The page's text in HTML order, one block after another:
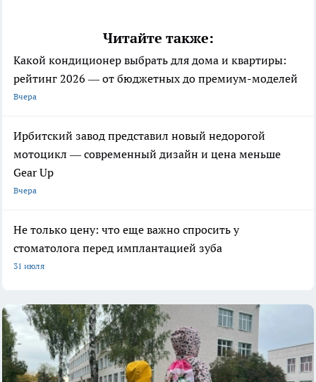
Читайте также:
Какой кондиционер выбрать для дома и квартиры:
рейтинг 2026 — от бюджетных до премиум-моделей
Вчера
Ирбитский завод представил новый недорогой
мотоцикл — современный дизайн и цена меньше
Gear Up
Вчера
Не только цену: что еще важно спросить у
стоматолога перед имплантацией зуба
31 июля